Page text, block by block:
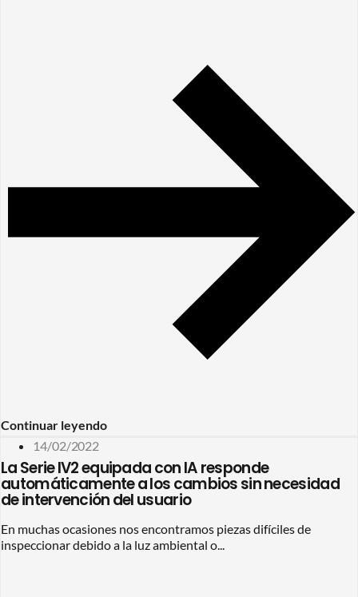
Continuar leyendo
14/02/2022
La Serie IV2 equipada con IA responde
automáticamente a los cambios sin necesidad
de intervención del usuario
En muchas ocasiones nos encontramos piezas difíciles de
inspeccionar debido a la luz ambiental o...